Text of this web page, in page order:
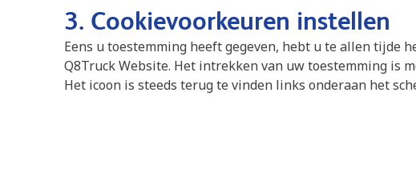
3. Cookievoorkeuren instellen
Eens u toestemming heeft gegeven, hebt u te allen tijde
Q8Truck Website. Het intrekken van uw toestemming is
Het icoon is steeds terug te vinden links onderaan het